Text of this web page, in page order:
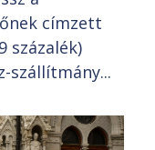
címzett
százalék)
szállítmány...